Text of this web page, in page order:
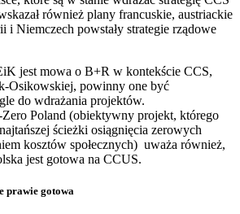
również plany francuskie, austriackie
i Niemczech powstały strategie rządowe
jest mowa o B+R w kontekście CCS,
Osikowskiej, powinny one być
do wdrażania projektów.
Poland (obiektywny projekt, którego
ścieżki osiągnięcia zerowych
kosztów społecznych) uważa również,
jest gotowa na CCUS.
prawie gotowa